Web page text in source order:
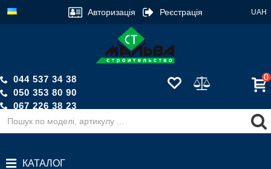
UAH
Авторизація Реєстрація
044 537 34 38
050 353 80 90
067 226 38 23
Зворотній дзвінок
0
КАТАЛОГ